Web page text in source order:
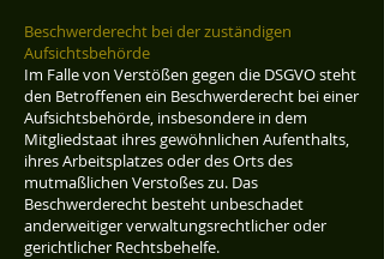
Beschwerderecht bei der zuständigen
Aufsichtsbehörde
Im Falle von Verstößen gegen die DSGVO steht
den Betroffenen ein Beschwerderecht bei einer
Aufsichtsbehörde, insbesondere in dem
Mitgliedstaat ihres gewöhnlichen Aufenthalts,
ihres Arbeitsplatzes oder des Orts des
mutmaßlichen Verstoßes zu. Das
Beschwerderecht besteht unbeschadet
anderweitiger verwaltungsrechtlicher oder
gerichtlicher Rechtsbehelfe.